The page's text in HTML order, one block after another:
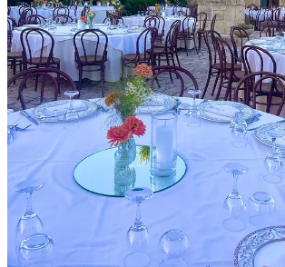
5
Partager
Précédent
Suivant
Discussion à propos de ce post
Commentaires Restacks
meilleur Discussions